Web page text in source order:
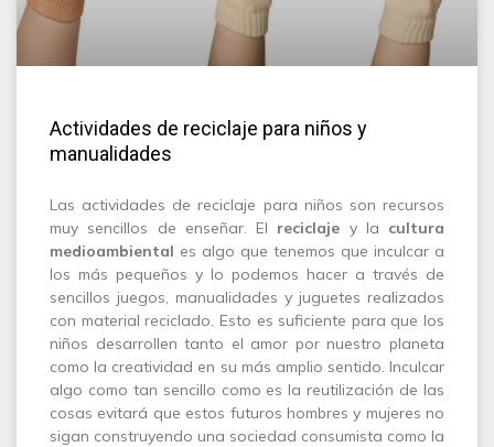
Actividades de reciclaje para niños y
manualidades
Las actividades de reciclaje para niños son recursos
muy sencillos de enseñar. El reciclaje y la cultura
medioambiental es algo que tenemos que inculcar a
los más pequeños y lo podemos hacer a través de
sencillos juegos, manualidades y juguetes realizados
con material reciclado. Esto es suficiente para que los
niños desarrollen tanto el amor por nuestro planeta
como la creatividad en su más amplio sentido. Inculcar
algo como tan sencillo como es la reutilización de las
cosas evitará que estos futuros hombres y mujeres no
sigan construyendo una sociedad consumista como la